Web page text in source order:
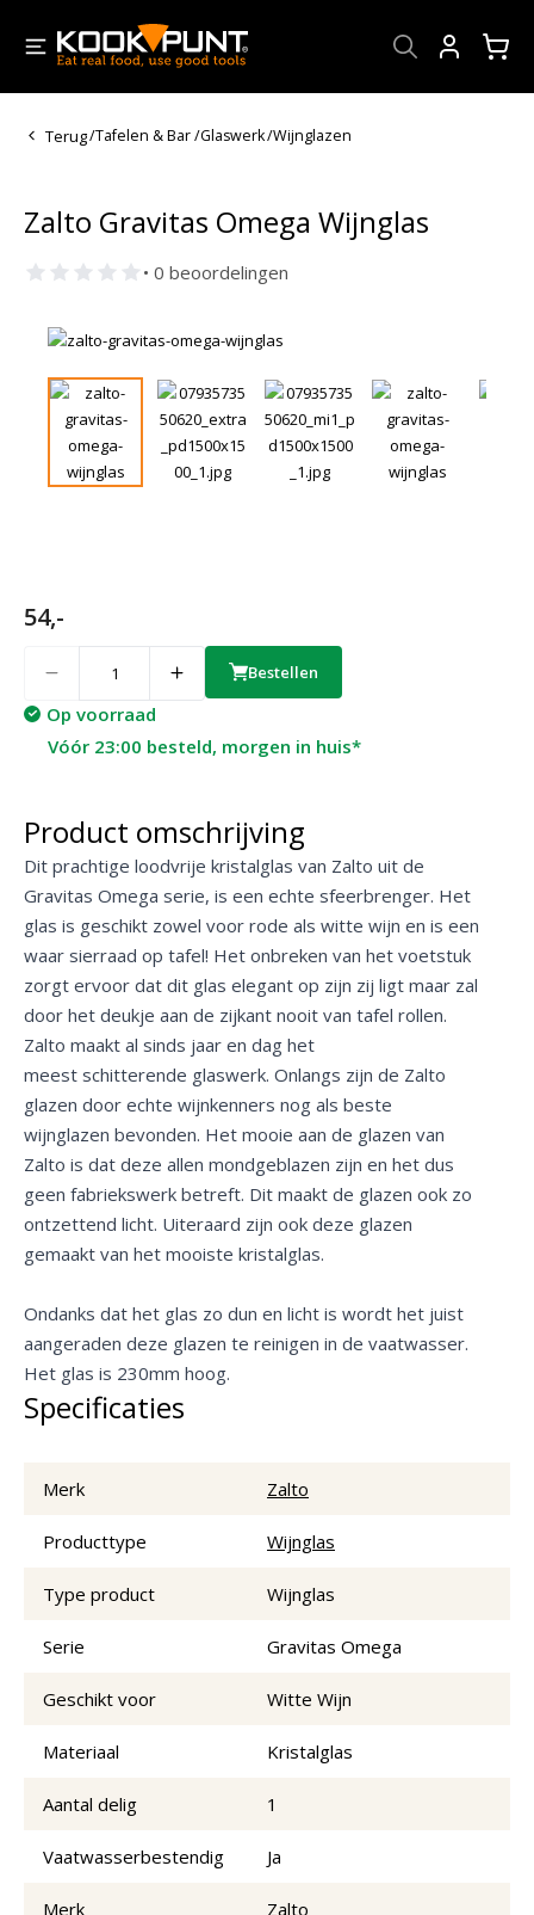
Terug/Tafelen & Bar/Glaswerk/Wijnglazen
Zalto Gravitas Omega Wijnglas
• 0 beoordelingen
54,-
Bestellen
Op voorraad
Vóór 23:00 besteld, morgen in huis*
Product omschrijving
Dit prachtige loodvrije kristalglas van Zalto uit de
Gravitas Omega serie, is een echte sfeerbrenger. Het
glas is geschikt zowel voor rode als witte wijn en is een
waar sierraad op tafel! Het onbreken van het voetstuk
zorgt ervoor dat dit glas elegant op zijn zij ligt maar zal
door het deukje aan de zijkant nooit van tafel rollen.
Zalto maakt al sinds jaar en dag het
meest schitterende glaswerk. Onlangs zijn de Zalto
glazen door echte wijnkenners nog als beste
wijnglazen bevonden. Het mooie aan de glazen van
Zalto is dat deze allen mondgeblazen zijn en het dus
geen fabriekswerk betreft. Dit maakt de glazen ook zo
ontzettend licht. Uiteraard zijn ook deze glazen
gemaakt van het mooiste kristalglas.
Ondanks dat het glas zo dun en licht is wordt het juist
aangeraden deze glazen te reinigen in de vaatwasser.
Het glas is 230mm hoog.
Specificaties
Merk Zalto
Producttype Wijnglas
Type product Wijnglas
Serie Gravitas Omega
Geschikt voor Witte Wijn
Materiaal Kristalglas
Aantal delig 1
Vaatwasserbestendig Ja
Merk Zalto